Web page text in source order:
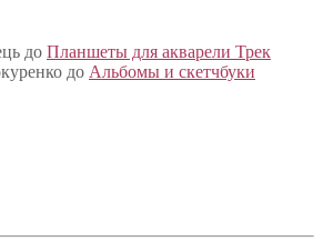
до Планшеты для акварели Трек
до Альбомы и скетчбуки